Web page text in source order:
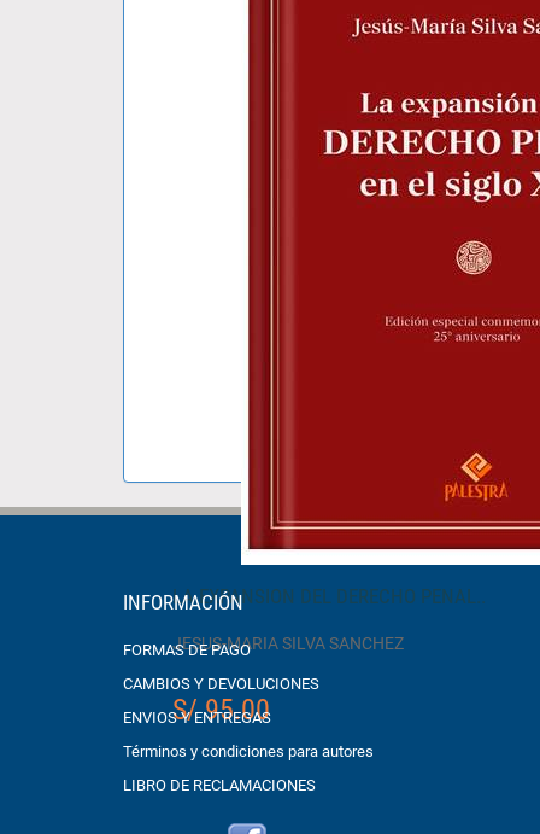
LA EXPANSION DEL DERECHO PENAL..
JESUS-MARIA SILVA SANCHEZ
S/ 95.00
INFORMACIÓN
FORMAS DE PAGO
CAMBIOS Y DEVOLUCIONES
ENVIOS Y ENTREGAS
Términos y condiciones para autores
LIBRO DE RECLAMACIONES